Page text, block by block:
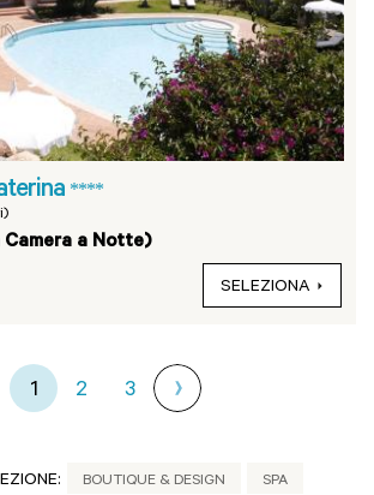
****
a Notte)
SELEZIONA
1 2 3
BOUTIQUE & DESIGN SPA